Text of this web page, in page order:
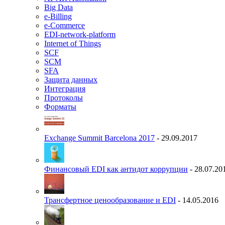
Big Data
e-Billing
e-Commerce
EDI-network-platform
Internet of Things
SCF
SCM
SFA
Защита данных
Интеграция
Протоколы
Форматы
Exchange Summit Barcelona 2017 - 29.09.2017
Финансовый EDI как антидот коррупции -
Трансфертное ценообразование и EDI - 14.05.2016